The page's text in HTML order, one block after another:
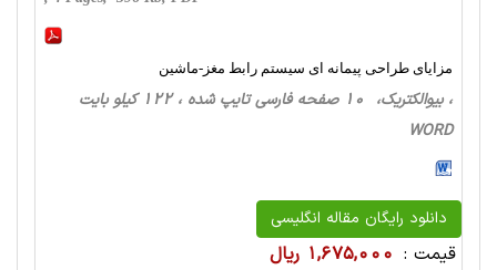
مزایای طراحی پیمانه ای سیستم رابط مغز-ماشین
، بیوالکتریک، 10 صفحه فارسی تایپ شده ، 122 کیلو بایت
WORD
دانلود رایگان مقاله انگلیسی
قیمت : 1,675,000 ریال